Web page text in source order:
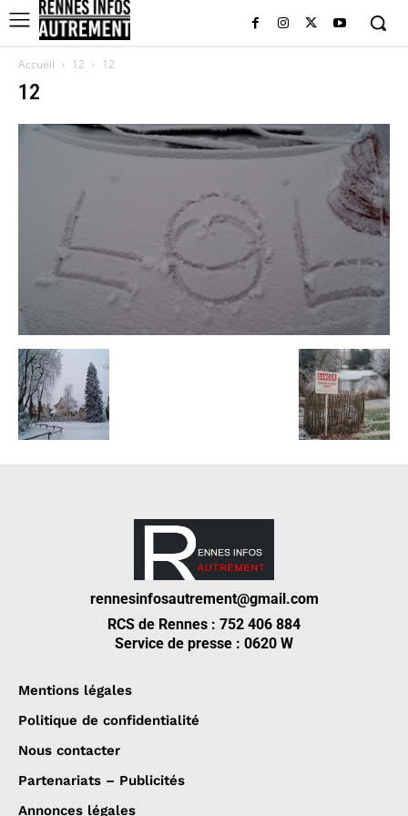
Accueil 12 12
12
rennesinfosautrement@gmail.com
RCS de Rennes : 752 406 884
Service de presse : 0620 W
Mentions légales
Politique de confidentialité
Nous contacter
Partenariats – Publicités
Annonces légales